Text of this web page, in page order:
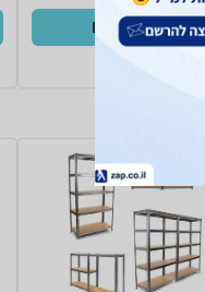
קנו עכשיו